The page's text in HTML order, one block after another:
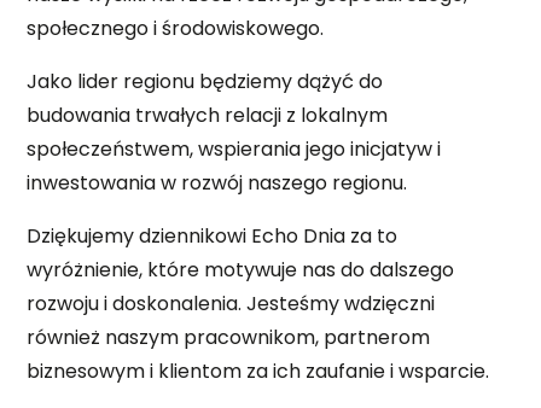
PRACOWNIK PRODUKCJI
MONTER URZĄDZEŃ MECHANICZNYCH
społecznego i środowiskowego.
Jako lider regionu będziemy dążyć do
budowania trwałych relacji z lokalnym
społeczeństwem, wspierania jego inicjatyw i
inwestowania w rozwój naszego regionu.
Dziękujemy dziennikowi Echo Dnia za to
wyróżnienie, które motywuje nas do dalszego
rozwoju i doskonalenia. Jesteśmy wdzięczni
również naszym pracownikom, partnerom
biznesowym i klientom za ich zaufanie i wsparcie.